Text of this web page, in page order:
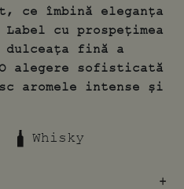
ce îmbină eleganța
cu prospețimea
dulceața fină a
alegere sofisticată
aromele intense și
Whisky